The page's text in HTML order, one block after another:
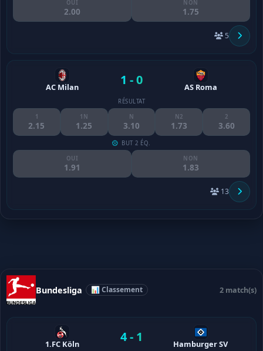
OUI
2.00
NON
1.75
5
AC Milan 1 - 0 AS Roma
RÉSULTAT
1
2.15
1N
1.25
N
3.10
N2
1.73
2
3.60
BUT 2 ÉQ.
OUI
1.91
NON
1.83
13
Bundesliga 📊 Classement 2 match(s)
1.FC Köln 4 - 1 Hamburger SV